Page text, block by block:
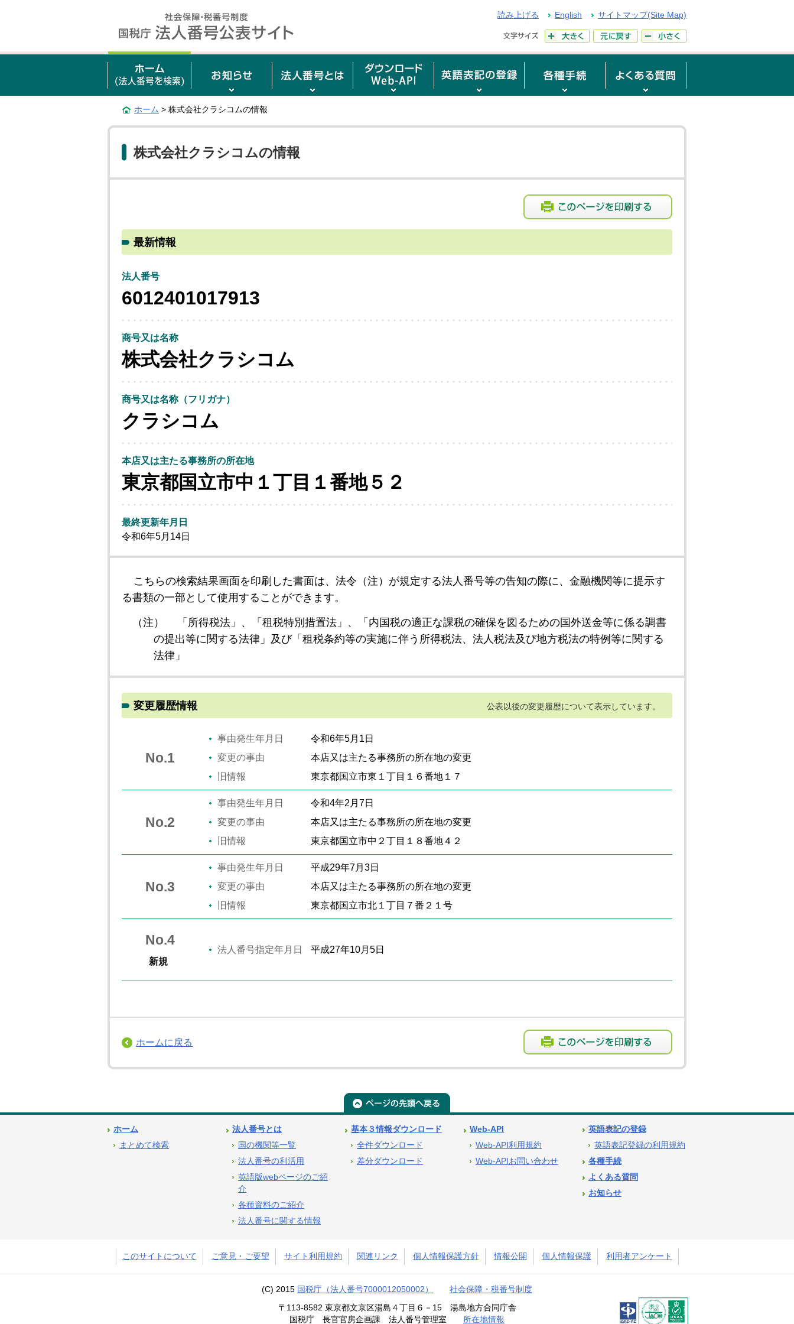
読み上げる English サイトマップ(Site Map)
ホーム > 株式会社クラシコムの情報
株式会社クラシコムの情報
最新情報
法人番号
6012401017913
商号又は名称
株式会社クラシコム
商号又は名称（フリガナ）
クラシコム
本店又は主たる事務所の所在地
東京都国立市中１丁目１番地５２
最終更新年月日
令和6年5月14日
こちらの検索結果画面を印刷した書面は、法令（注）が規定する法人番号等の告知の際に、金融機関等に提示す
る書類の一部として使用することができます。
（注）
「所得税法」、「租税特別措置法」、「内国税の適正な課税の確保を図るための国外送金等に係る調書
の提出等に関する法律」及び「租税条約等の実施に伴う所得税法、法人税法及び地方税法の特例等に関する
法律」
変更履歴情報 公表以後の変更履歴について表示しています。
No.1
事由発生年月日
令和6年5月1日
変更の事由
本店又は主たる事務所の所在地の変更
旧情報
東京都国立市東１丁目１６番地１７
No.2
事由発生年月日
令和4年2月7日
変更の事由
本店又は主たる事務所の所在地の変更
旧情報
東京都国立市中２丁目１８番地４２
No.3
事由発生年月日
平成29年7月3日
変更の事由
本店又は主たる事務所の所在地の変更
旧情報
東京都国立市北１丁目７番２１号
No.4
新規
法人番号指定年月日 平成27年10月5日
ホームに戻る
ホーム
まとめて検索
法人番号とは
国の機関等一覧
法人番号の利活用
英語版webページのご紹
介
各種資料のご紹介
法人番号に関する情報
基本３情報ダウンロード
全件ダウンロード
差分ダウンロード
Web-API
Web-API利用規約
Web-APIお問い合わせ
英語表記の登録
英語表記登録の利用規約
各種手続
よくある質問
お知らせ
このサイトについて ご意見・ご要望 サイト利用規約 関連リンク 個人情報保護方針 情報公開 個人情報保護 利用者アンケート
(C) 2015 国税庁（法人番号7000012050002） 社会保障・税番号制度
〒113-8582 東京都文京区湯島４丁目６－15 湯島地方合同庁舎
国税庁 長官官房企画課 法人番号管理室 所在地情報